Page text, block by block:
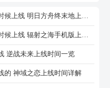
明日方舟终末地什么时候上线 明日方舟终末地上线时间一览
辐射之海手机版什么时候上线 辐射之海手机版上线时间一览
逆战未来上线时间一览
的 神域之恋上线时间详解